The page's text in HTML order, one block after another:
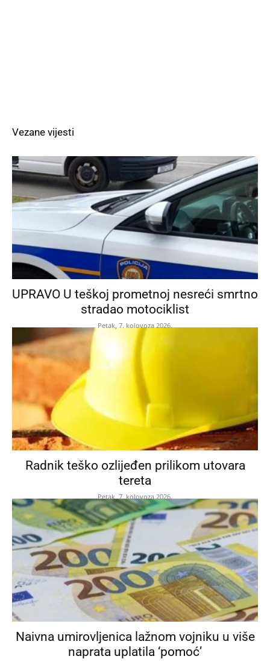
Vezane vijesti
UPRAVO U teškoj prometnoj nesreći smrtno
stradao motociklist
Petak, 7. kolovoza 2026.
Radnik teško ozlijeđen prilikom utovara
tereta
Petak, 7. kolovoza 2026.
Naivna umirovljenica lažnom vojniku u više
naprata uplatila ‘pomoć’